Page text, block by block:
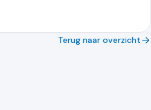
Terug naar overzicht